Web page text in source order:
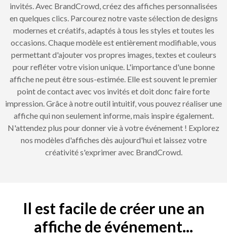
invités. Avec BrandCrowd, créez des affiches personnalisées
en quelques clics. Parcourez notre vaste sélection de designs
modernes et créatifs, adaptés à tous les styles et toutes les
occasions. Chaque modèle est entièrement modifiable, vous
permettant d'ajouter vos propres images, textes et couleurs
pour refléter votre vision unique. L'importance d'une bonne
affiche ne peut être sous-estimée. Elle est souvent le premier
point de contact avec vos invités et doit donc faire forte
impression. Grâce à notre outil intuitif, vous pouvez réaliser une
affiche qui non seulement informe, mais inspire également.
N'attendez plus pour donner vie à votre événement ! Explorez
nos modèles d'affiches dès aujourd'hui et laissez votre
créativité s'exprimer avec BrandCrowd.
Il est facile de créer une an
affiche de événement...